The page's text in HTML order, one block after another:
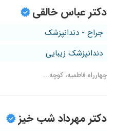
دکتر عباس خالقی
جراح - دندانپزشک
دندانپزشک زیبایی
چهارراه فاطمیه، کوچه...
دکتر مهرداد شب خیز